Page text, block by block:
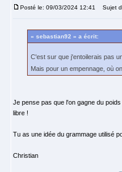
Posté le: 09/03/2024 12:41 Sujet
« sebastian92 » a écrit:
C'est sur que j'entoilerais pas
Mais pour un empennage, où
Je pense pas que l'on gagne du
libre !
Tu as une idée du grammage utilisé
Christian